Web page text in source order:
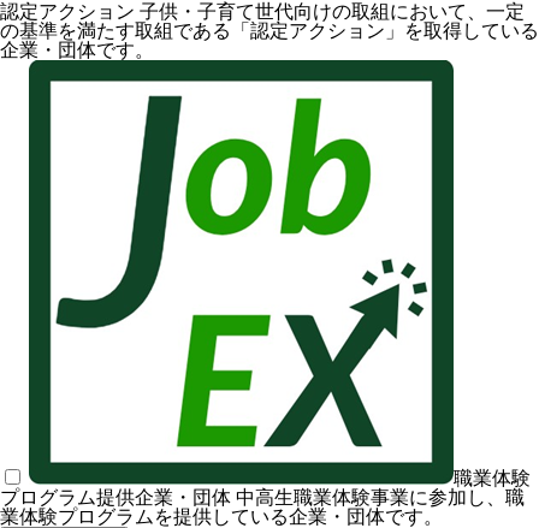
認定アクション 子供・子育て世代向けの取組において、一定
の基準を満たす取組である「認定アクション」を取得している
企業・団体です。
職業体験
プログラム提供企業・団体 中高生職業体験事業に参加し、職
業体験プログラムを提供している企業・団体です。